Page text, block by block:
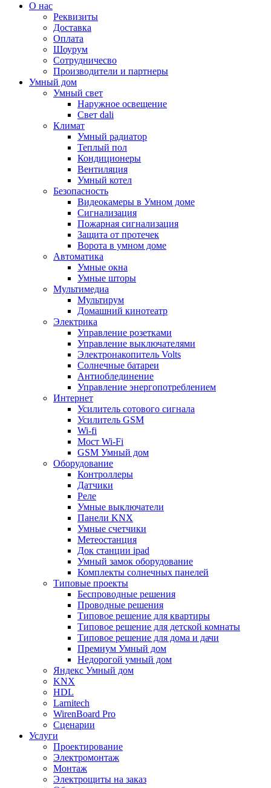
О нас
Реквизиты
Доставка
Оплата
Шоурум
Сотрудничесво
Производители и партнеры
Умный дом
Умный свет
Наружное освещение
Свет dali
Климат
Умный радиатор
Теплый пол
Кондиционеры
Вентиляция
Умный котел
Безопасность
Видеокамеры в Умном доме
Сигнализация
Пожарная сигнализация
Защита от протечек
Ворота в умном доме
Автоматика
Умные окна
Умные шторы
Мультимедиа
Мультирум
Домашний кинотеатр
Электрика
Управление розетками
Управление выключателями
Электронакопитель Volts
Солнечные батареи
Антиоблединение
Управление энергопотреблением
Интернет
Усилитель сотового сигнала
Усилитель GSM
Wi-fi
Мост Wi-Fi
GSM Умный дом
Оборудование
Контроллеры
Датчики
Реле
Умные выключатели
Панели KNX
Умные счетчики
Метеостанция
Док станции ipad
Умный замок оборудование
Комплекты солнечных панелей
Типовые проекты
Беспроводные решения
Проводные решения
Типовое решение для квартиры
Типовое решение для детской комнаты
Типовое решение для дома и дачи
Премиум Умный дом
Недорогой умный дом
Яндекс Умный дом
KNX
HDL
Larnitech
WirenBoard Pro
Сценарии
Услуги
Проектирование
Электромонтаж
Монтаж
Электрощиты на заказ